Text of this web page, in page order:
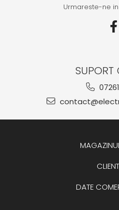
Urmareste-ne
SUPORT
DATE